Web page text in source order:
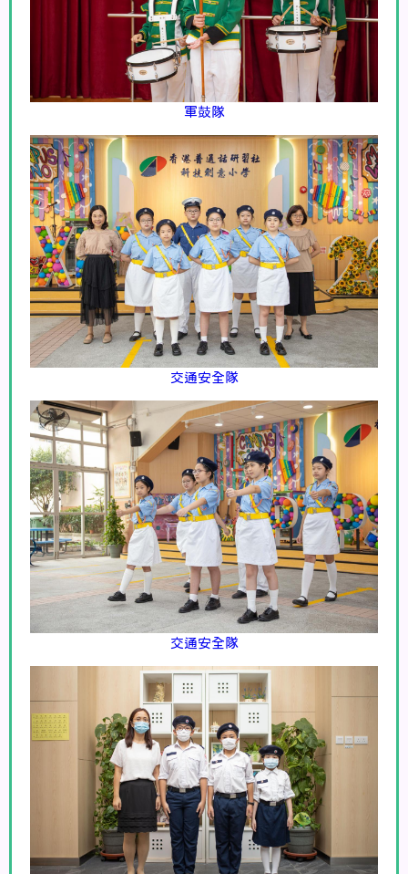
軍鼓隊
交通安全隊
交通安全隊